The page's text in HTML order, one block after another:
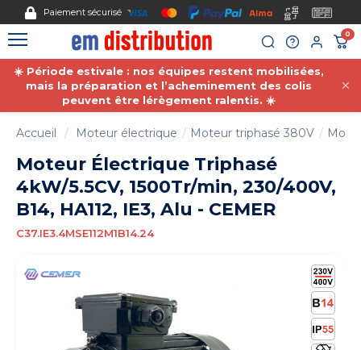
Paiement sécurisé
0
☀️ Période estivale : nos équipes restent mobilisées,
mais la préparation et l’acheminement des colis
peuvent être lérègement ralentis. ☀️
Accueil Moteur électrique Moteur triphasé 380V
Moteur Électrique Triphasé
4kW/5.5CV, 1500Tr/min, 230/400V,
B14, HA112, IE3, Alu - CEMER
C37.IE3.4MSE112M1B14.24
Gestion des cookies